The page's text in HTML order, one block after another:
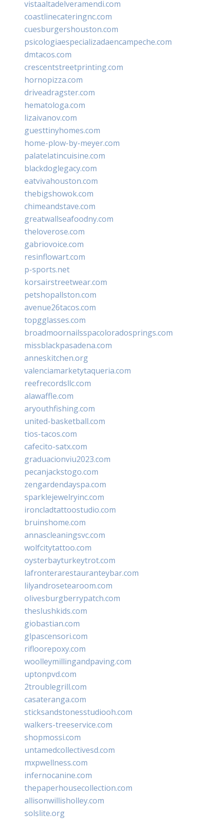
vistaaltadelveramendi.com
coastlinecateringnc.com
cuesburgershouston.com
psicologiaespecializadaencampeche.com
dmtacos.com
crescentstreetprinting.com
hornopizza.com
driveadragster.com
hematologa.com
lizaivanov.com
guesttinyhomes.com
home-plow-by-meyer.com
palatelatincuisine.com
blackdoglegacy.com
eatvivahouston.com
thebigshowok.com
chimeandstave.com
greatwallseafoodny.com
theloverose.com
gabriovoice.com
resinflowart.com
p-sports.net
korsairstreetwear.com
petshopallston.com
avenue26tacos.com
topgglasses.com
broadmoornailsspacoloradosprings.com
missblackpasadena.com
anneskitchen.org
valenciamarketytaqueria.com
reefrecordsllc.com
alawaffle.com
aryouthfishing.com
united-basketball.com
tios-tacos.com
cafecito-satx.com
graduacionviu2023.com
pecanjackstogo.com
zengardendayspa.com
sparklejewelryinc.com
ironcladtattoostudio.com
bruinshome.com
annascleaningsvc.com
wolfcitytattoo.com
oysterbayturkeytrot.com
lafronterarestauranteybar.com
lilyandrosetearoom.com
olivesburgberrypatch.com
theslushkids.com
giobastian.com
glpascensori.com
rifloorepoxy.com
woolleymillingandpaving.com
uptonpvd.com
2troublegrill.com
casateranga.com
sticksandstonesstudiooh.com
walkers-treeservice.com
shopmossi.com
untamedcollectivesd.com
mxpwellness.com
infernocanine.com
thepaperhousecollection.com
allisonwillisholley.com
solslite.org